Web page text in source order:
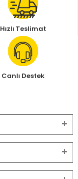
Hızlı Teslimat
Canlı Destek